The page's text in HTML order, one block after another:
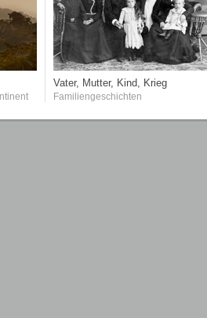
Vater, Mutter, Kind, Krieg
Familiengeschichten